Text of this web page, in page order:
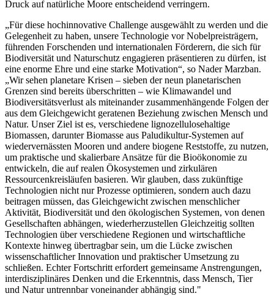
Druck auf natürliche Moore entscheidend verringern.
„Für diese hochinnovative Challenge ausgewählt zu werden und die
Gelegenheit zu haben, unsere Technologie vor Nobelpreisträgern,
führenden Forschenden und internationalen Förderern, die sich für
Biodiversität und Naturschutz engagieren präsentieren zu dürfen, ist
eine enorme Ehre und eine starke Motivation“, so Nader Marzban.
„Wir sehen planetare Krisen – sieben der neun planetarischen
Grenzen sind bereits überschritten – wie Klimawandel und
Biodiversitätsverlust als miteinander zusammenhängende Folgen der
aus dem Gleichgewicht geratenen Beziehung zwischen Mensch und
Natur. Unser Ziel ist es, verschiedene lignozellulosehaltige
Biomassen, darunter Biomasse aus Paludikultur-Systemen auf
wiedervernässten Mooren und andere biogene Reststoffe, zu nutzen,
um praktische und skalierbare Ansätze für die Bioökonomie zu
entwickeln, die auf realen Ökosystemen und zirkulären
Ressourcenkreisläufen basieren. Wir glauben, dass zukünftige
Technologien nicht nur Prozesse optimieren, sondern auch dazu
beitragen müssen, das Gleichgewicht zwischen menschlicher
Aktivität, Biodiversität und den ökologischen Systemen, von denen
Gesellschaften abhängen, wiederherzustellen Gleichzeitig sollten
Technologien über verschiedene Regionen und wirtschaftliche
Kontexte hinweg übertragbar sein, um die Lücke zwischen
wissenschaftlicher Innovation und praktischer Umsetzung zu
schließen. Echter Fortschritt erfordert gemeinsame Anstrengungen,
interdisziplinäres Denken und die Erkenntnis, dass Mensch, Tier
und Natur untrennbar voneinander abhängig sind."